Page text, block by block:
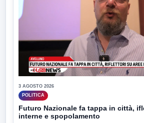
3 AGOSTO 2026
POLITICA
Futuro Nazionale fa tappa in città,
interne e spopolamento